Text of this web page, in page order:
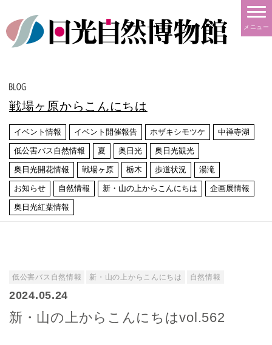
メニュー
戦場ヶ原からこんにちは
イベント情報 イベント開催報告 ホザキシモツケ 中禅寺湖
低公害バス自然情報 夏 奥日光 奥日光観光
奥日光開花情報 戦場ヶ原 栃木 歩道状況 湯滝
お知らせ 自然情報 新・山の上からこんにちは 企画展情報
奥日光紅葉情報
低公害バス自然情報 新・山の上からこんにちは 自然情報
2024.05.24
新・山の上からこんにちはvol.562